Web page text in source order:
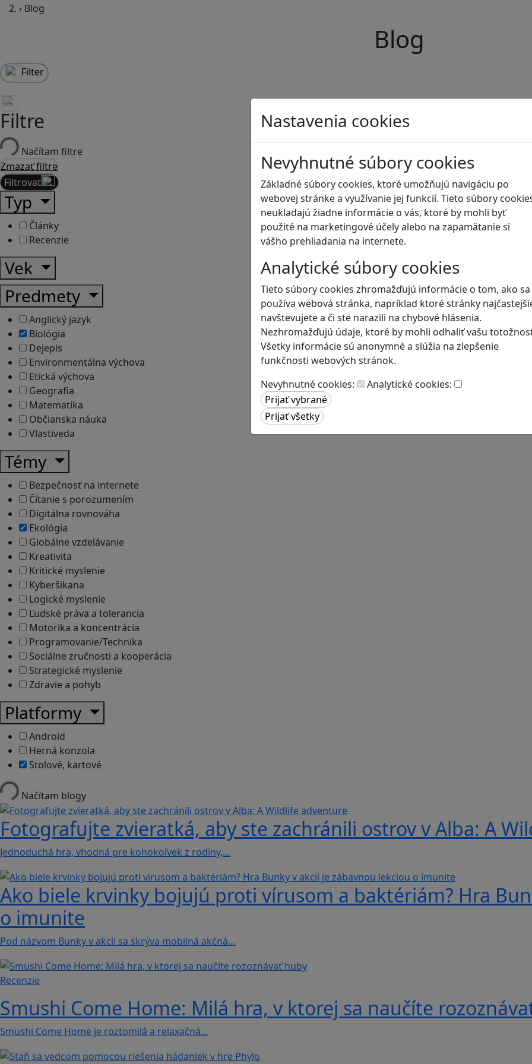
Nastavenia cookies
Nevyhnutné súbory cookies
Základné súbory cookies, ktoré umožňujú navigáciu po
webovej stránke a využívanie jej funkcií. Tieto súbory
neukladajú žiadne informácie o vás, ktoré by mohli byť
použité na marketingové účely alebo na zapamätanie si
vášho prehliadania na internete.
Analytické súbory cookies
Tieto súbory cookies zhromažďujú informácie o tom, ako sa
používa webová stránka, napríklad ktoré stránky
navštevujete a či ste narazili na chybové hlásenia.
Nezhromažďujú údaje, ktoré by mohli odhaliť vašu
Všetky informácie sú anonymné a slúžia na zlepšenie
funkčnosti webových stránok.
Nevyhnutné cookies:
Analytické cookies:
› Blog
Blog
Filter
Filtre
Načítam filtre
Zmazať filtre
Filtrovať
Typ
Články
Recenzie
Vek
Predmety
Anglický jazyk
Biológia
Dejepis
Environmentálna výchova
Etická výchova
Geografia
Matematika
Občianska náuka
Vlastiveda
Témy
Bezpečnosť na internete
Čítanie s porozumením
Digitálna rovnováha
Ekológia
Globálne vzdelávanie
Kreativita
Kritické myslenie
Kyberšikana
Logické myslenie
Ľudské práva a tolerancia
Motorika a koncentrácia
Programovanie/Technika
Sociálne zručnosti a kooperácia
Strategické myslenie
Zdravie a pohyb
Platformy
Android
Herná konzola
Stolové, kartové
Načítam blogy
Fotografujte zvieratká, aby ste zachránili ostrov v Alba: A
Jednoduchá hra, vhodná pre kohokoľvek z rodiny,…
Ako biele krvinky bojujú proti vírusom a baktériám? Hra
o imunite
Pod názvom Bunky v akcii sa skrýva mobilná akčná…
Recenzie
Smushi Come Home: Milá hra, v ktorej sa naučíte
Smushi Come Home je roztomilá a relaxačná…